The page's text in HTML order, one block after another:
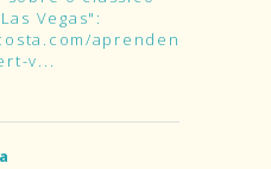
Vegas":
aprendendo-
v...